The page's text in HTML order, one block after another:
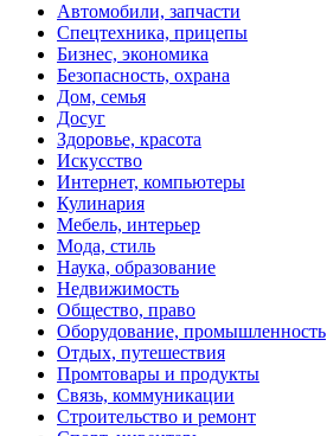
Автомобили, запчасти
Спецтехника, прицепы
Бизнес, экономика
Безопасность, охрана
Дом, семья
Досуг
Здоровье, красота
Искусство
Интернет, компьютеры
Кулинария
Мебель, интерьер
Мода, стиль
Наука, образование
Недвижимость
Общество, право
Оборудование, промышленность
Отдых, путешествия
Промтовары и продукты
Связь, коммуникации
Строительство и ремонт